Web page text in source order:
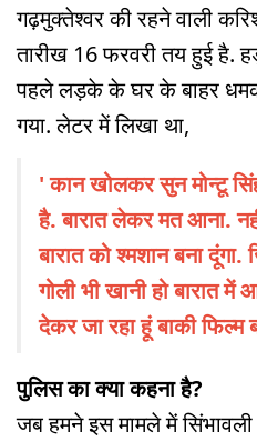
गढ़मुक्तेश्वर की रहने वाली
तारीख 16 फरवरी तय हुई है.
पहले लड़के के घर के बाहर
गया. लेटर में लिखा था,
' कान खोलकर सुन मोन्टू
है. बारात लेकर मत आना.
बारात को श्मशान बना
गोली भी खानी हो बारात
देकर जा रहा हूं बाकी फिल्म
पुलिस का क्या कहना है?
जब हमने इस मामले में